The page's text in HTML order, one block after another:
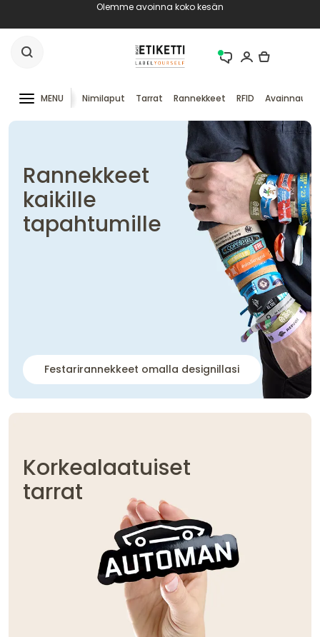
Olemme avoinna koko kesän
MENU Nimilaput Tarrat Rannekkeet RFID
Rannekkeet
kaikille
tapahtumille
Festarirannekkeet omalla designillasi
Korkealaatuiset
tarrat